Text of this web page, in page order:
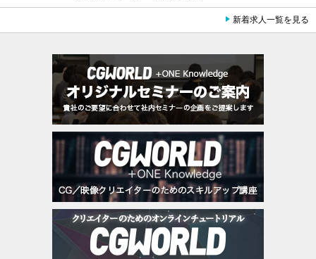
新着求人一覧を見る